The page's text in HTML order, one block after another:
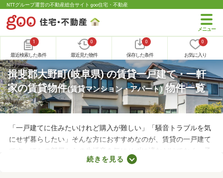
NTTグループ運営の不動産総合サイト goo住宅・不動産
1
最近検索した条件
0
最近見た物件
0
保存した条件
0
お気に入り
揖斐郡大野町(岐阜県) の賃貸一戸建て・一軒
家の賃貸物件(賃貸マンション・アパート)物件一覧
「一戸建てに住みたいけれど購入が難しい」「騒音トラブルを気
にせず暮らしたい」そんな方におすすめなのが、賃貸の一戸建て
です。ほかの部屋からの生活音を気にせずに済むだけでなく、子
どもの足音に気を遣わずに済む点も戸建ての魅力。生活音のトラ
続きを見る